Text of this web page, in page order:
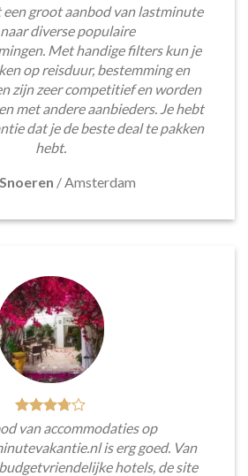
groot aanbod van lastminute
diverse populaire
Met handige filters kun je
op reisduur, bestemming en
zijn zeer competitief en worden
met andere aanbieders. Je hebt
dat je de beste deal te pakken
hebt.
/Amsterdam
van accommodaties op
is erg goed. Van
hotels, de site